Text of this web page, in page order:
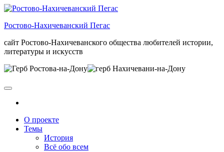
Skip
the
Ростово-Нахичеванский Пегас
сайт Ростово-Нахичеванского общества любителей истории,
литературы и искусств
О проекте
Темы
История
Всё обо всем